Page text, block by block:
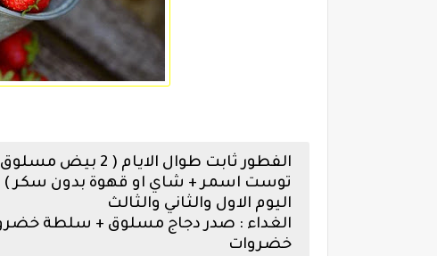
الفطور ثابت طوال
توست اسمر + شاي او قهوة بدون سكر )
اليوم الاول والثاني والثالث
الغداء : صدر دجاج مسلوق + سلطة
خضروات